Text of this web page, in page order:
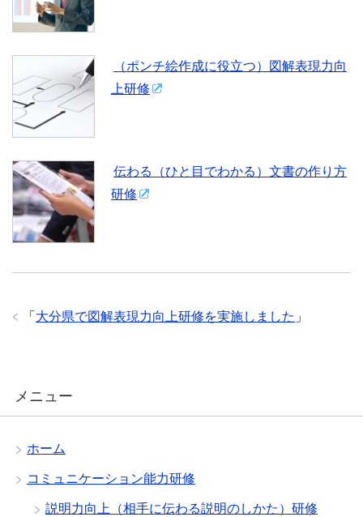
（ポンチ絵作成に役立つ）図解表現力向
上研修
伝わる（ひと目でわかる）文書の作り方
研修
「 大分県で図解表現力向上研修を実施しました 」
メニュー
ホーム
コミュニケーション能力研修
説明力向上（相手に伝わる説明のしかた）研修